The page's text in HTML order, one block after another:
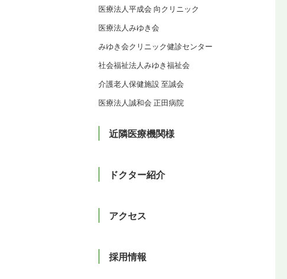
医療法人平成会 向クリニック
医療法人みゆき会
みゆき会クリニック健診センター
社会福祉法人みゆき福祉会
介護老人保健施設 至誠会
医療法人誠和会 正田病院
近隣医療機関様
ドクター紹介
アクセス
採用情報